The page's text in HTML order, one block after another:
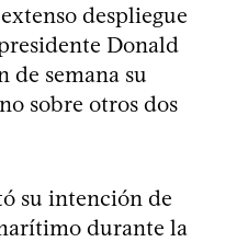
despliegue
Donald
de semana su
sobre otros dos
su intención de
durante la